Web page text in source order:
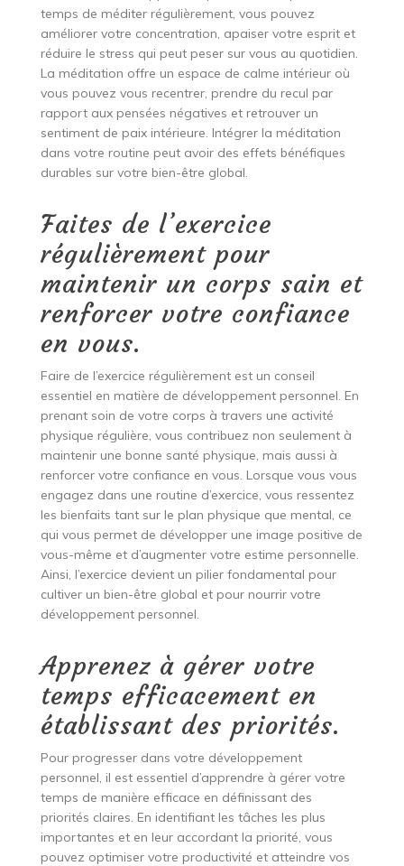
temps de méditer régulièrement, vous pouvez
améliorer votre concentration, apaiser votre esprit et
réduire le stress qui peut peser sur vous au quotidien.
La méditation offre un espace de calme intérieur où
vous pouvez vous recentrer, prendre du recul par
rapport aux pensées négatives et retrouver un
sentiment de paix intérieure. Intégrer la méditation
dans votre routine peut avoir des effets bénéfiques
durables sur votre bien-être global.
Faites de l’exercice
régulièrement pour
maintenir un corps sain et
renforcer votre confiance
en vous.
Faire de l’exercice régulièrement est un conseil
essentiel en matière de développement personnel. En
prenant soin de votre corps à travers une activité
physique régulière, vous contribuez non seulement à
maintenir une bonne santé physique, mais aussi à
renforcer votre confiance en vous. Lorsque vous vous
engagez dans une routine d’exercice, vous ressentez
les bienfaits tant sur le plan physique que mental, ce
qui vous permet de développer une image positive de
vous-même et d’augmenter votre estime personnelle.
Ainsi, l’exercice devient un pilier fondamental pour
cultiver un bien-être global et pour nourrir votre
développement personnel.
Apprenez à gérer votre
temps efficacement en
établissant des priorités.
Pour progresser dans votre développement
personnel, il est essentiel d’apprendre à gérer votre
temps de manière efficace en définissant des
priorités claires. En identifiant les tâches les plus
importantes et en leur accordant la priorité, vous
pouvez optimiser votre productivité et atteindre vos